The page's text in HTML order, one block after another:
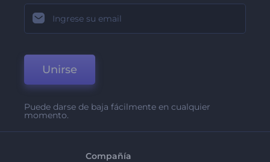
Unirse
Puede darse de baja fácilmente en cualquier
momento.
Compañía